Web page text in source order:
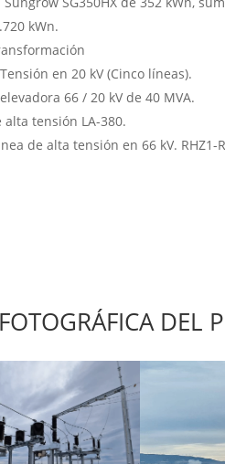
kWn.
en 20 kV (Cinco líneas).
66 / 20 kV de 40 MVA.
alta tensión LA-380.
de alta tensión en 66 kV. RHZ1-
DEL